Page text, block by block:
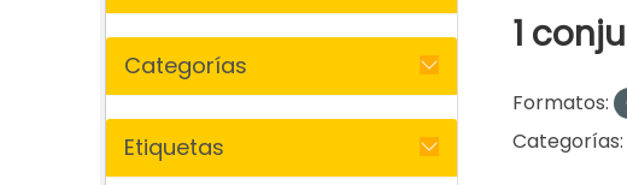
Categorías
Etiquetas
1
Formatos:
Categorías: